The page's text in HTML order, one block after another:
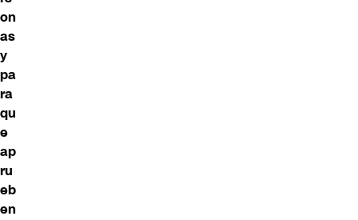
on
as
y
pa
ra
qu
e
ap
ru
eb
en